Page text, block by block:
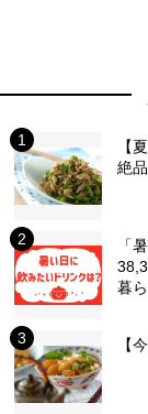
【
絶
「
暮
【